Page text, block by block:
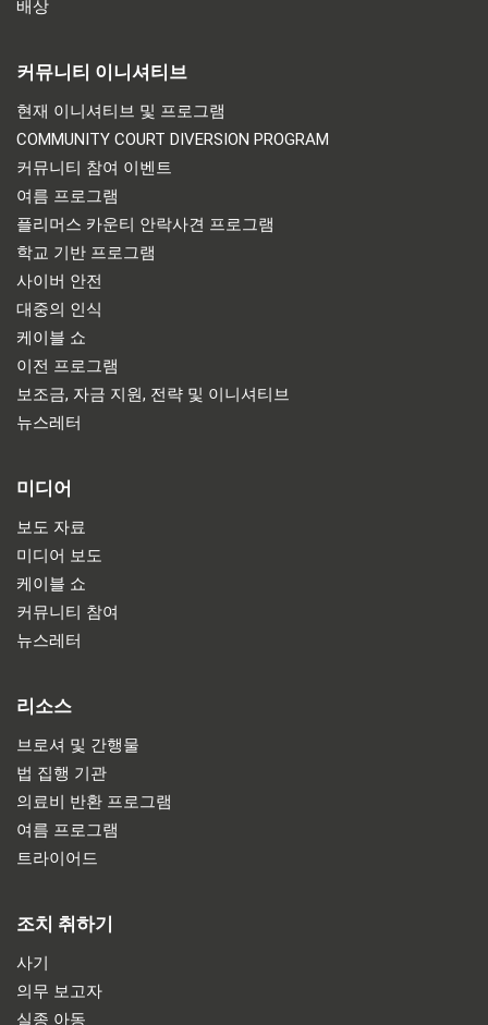
배상
커뮤니티 이니셔티브
현재 이니셔티브 및 프로그램
COMMUNITY COURT DIVERSION PROGRAM
커뮤니티 참여 이벤트
여름 프로그램
플리머스 카운티 안락사견 프로그램
학교 기반 프로그램
사이버 안전
대중의 인식
케이블 쇼
이전 프로그램
보조금, 자금 지원, 전략 및 이니셔티브
뉴스레터
미디어
보도 자료
미디어 보도
케이블 쇼
커뮤니티 참여
뉴스레터
리소스
브로셔 및 간행물
법 집행 기관
의료비 반환 프로그램
여름 프로그램
트라이어드
조치 취하기
사기
의무 보고자
실종 아동